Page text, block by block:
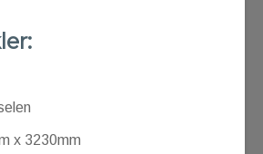
x 3230mm